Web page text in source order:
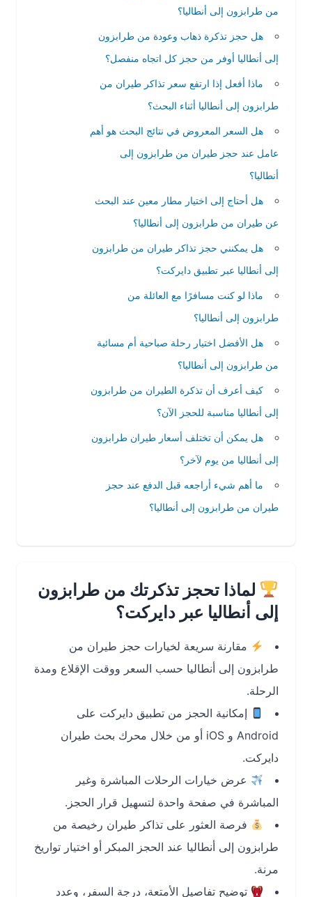
من طرابزون إلى أنطاليا؟
هل حجز تذكرة ذهاب وعودة من طرابزون
إلى أنطاليا أوفر من حجز كل اتجاه منفصل؟
ماذا أفعل إذا ارتفع سعر تذاكر طيران من
طرابزون إلى أنطاليا أثناء البحث؟
هل السعر المعروض في نتائج البحث هو أهم
عامل عند حجز طيران من طرابزون إلى
أنطاليا؟
هل أحتاج إلى اختيار مطار معين عند البحث
عن طيران من طرابزون إلى أنطاليا؟
هل يمكنني حجز تذاكر طيران من طرابزون
إلى أنطاليا عبر تطبيق دايركت؟
ماذا لو كنت مسافرًا مع العائلة من
طرابزون إلى أنطاليا؟
هل الأفضل اختيار رحلة صباحية أم مسائية
من طرابزون إلى أنطاليا؟
كيف أعرف أن تذكرة الطيران من طرابزون
إلى أنطاليا مناسبة للحجز الآن؟
هل يمكن أن تختلف أسعار طيران طرابزون
إلى أنطاليا من يوم لآخر؟
ما أهم شيء أراجعه قبل الدفع عند حجز
طيران من طرابزون إلى أنطاليا؟
لماذا تحجز تذكرتك من طرابزون
إلى أنطاليا عبر دايركت؟
مقارنة سريعة لخيارات حجز طيران من
طرابزون إلى أنطاليا حسب السعر ووقت الإقلاع ومدة
الرحلة.
إمكانية الحجز من تطبيق دايركت على
Android و iOS أو من خلال محرك بحث طيران
دايركت.
عرض خيارات الرحلات المباشرة وغير
المباشرة في صفحة واحدة لتسهيل قرار الحجز.
فرصة العثور على تذاكر طيران رخيصة من
طرابزون إلى أنطاليا عند الحجز المبكر أو اختيار تواريخ
توضيح تفاصيل الأمتعة، درجة السفر، وعدد